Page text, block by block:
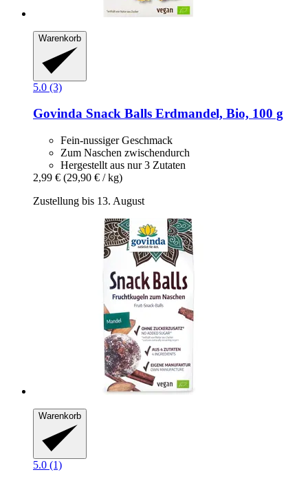
Warenkorb
5.0 (3)
Govinda Snack Balls Erdmandel, Bio, 100 g
Fein-nussiger Geschmack
Zum Naschen zwischendurch
Hergestellt aus nur 3 Zutaten
2,99 € (29,90 € / kg)
Zustellung bis 13. August
Warenkorb
5.0 (1)